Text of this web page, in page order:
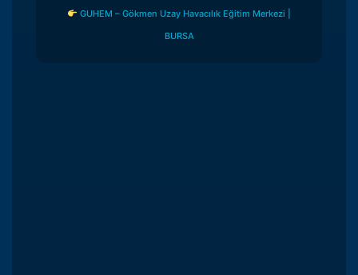
GUHEM – Gökmen Uzay Havacılık Eğitim Merkezi |
BURSA